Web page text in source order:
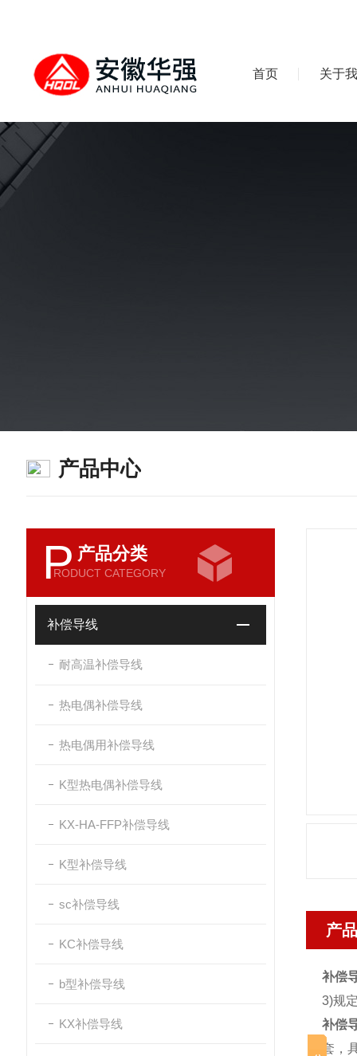
首页 关于
产品中心
P 产品分类
RODUCT CATEGORY
补偿导线
耐高温补偿导线
热电偶补偿导线
热电偶用补偿导线
K型热电偶补偿导线
KX-HA-FFP补偿导线
K型补偿导线
sc补偿导线
KC补偿导线
b型补偿导线
KX补偿导线
产
补偿
3)规
补偿
套，